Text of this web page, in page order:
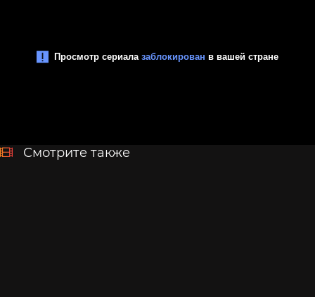
Смотрите также